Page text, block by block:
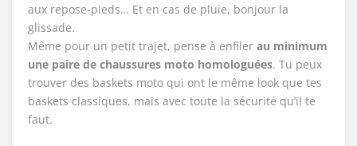
aux repose-pieds… Et en cas de pluie, bonjour la
glissade.
Même pour un petit trajet, pense à enfiler au minimum
une paire de chaussures moto homologuées. Tu peux
trouver des baskets moto qui ont le même look que tes
baskets classiques, mais avec toute la sécurité qu’il te
faut.